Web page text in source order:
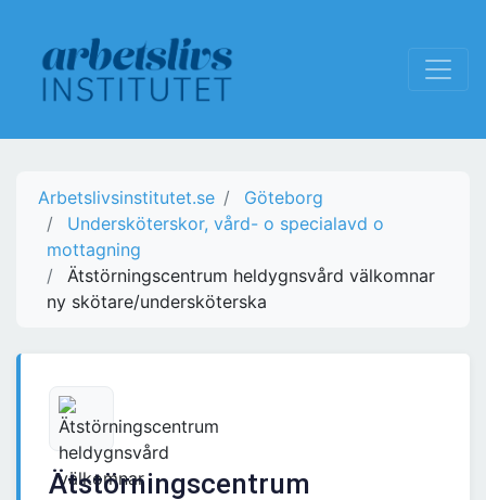
Arbetslivsinstitutet.se
Göteborg
Undersköterskor, vård- o specialavd o
mottagning
Ätstörningscentrum heldygnsvård välkomnar
ny skötare/undersköterska
Ätstörningscentrum